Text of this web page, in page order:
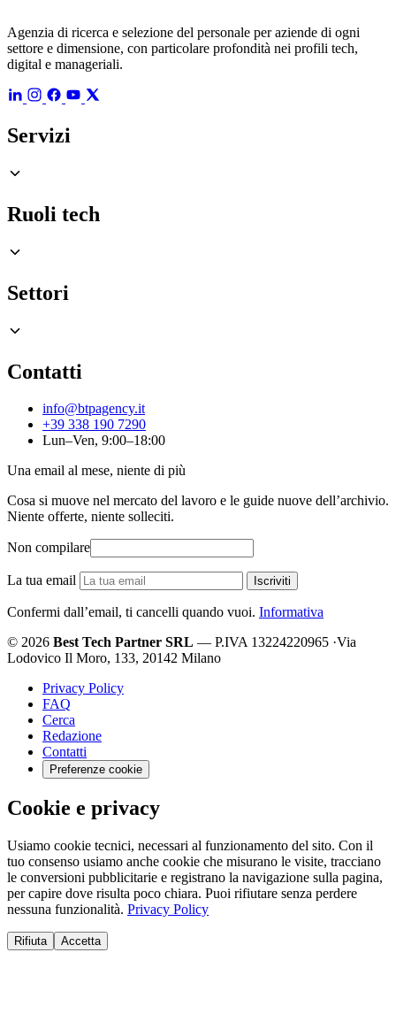
Agenzia di ricerca e selezione del personale per aziende di ogni
settore e dimensione, con particolare profondità nei profili tech,
digital e manageriali.
Servizi
Ruoli tech
Settori
Contatti
info@btpagency.it
+39 338 190 7290
Lun–Ven, 9:00–18:00
Una email al mese, niente di più
Cosa si muove nel mercato del lavoro e le guide nuove dell’archivio.
Niente offerte, niente solleciti.
Non compilare
La tua email Iscriviti
Confermi dall’email, ti cancelli quando vuoi. Informativa
© 2026 Best Tech Partner SRL — P.IVA 13224220965 ·Via
Lodovico Il Moro, 133, 20142 Milano
Privacy Policy
FAQ
Cerca
Redazione
Contatti
Preferenze cookie
Cookie e privacy
Usiamo cookie tecnici, necessari al funzionamento del sito. Con il
tuo consenso usiamo anche cookie che misurano le visite, tracciano
le conversioni pubblicitarie e registrano la navigazione sulla pagina,
per capire dove risulta poco chiara. Puoi rifiutare senza perdere
nessuna funzionalità. Privacy Policy
Rifiuta Accetta